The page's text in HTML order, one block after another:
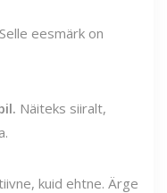
Selle eesmärk on
Näiteks siiralt,
kuid ehtne. Ärge